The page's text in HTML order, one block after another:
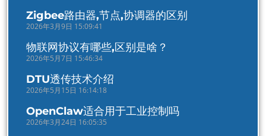
Zigbee路由器,节点,协调器的区别
2026年3月9日 15:09:41
物联网协议有哪些,区别是啥？
2026年5月7日 15:46:34
DTU透传技术介绍
2026年5月15日 16:14:18
OpenClaw适合用于工业控制吗
2026年3月24日 16:05:35